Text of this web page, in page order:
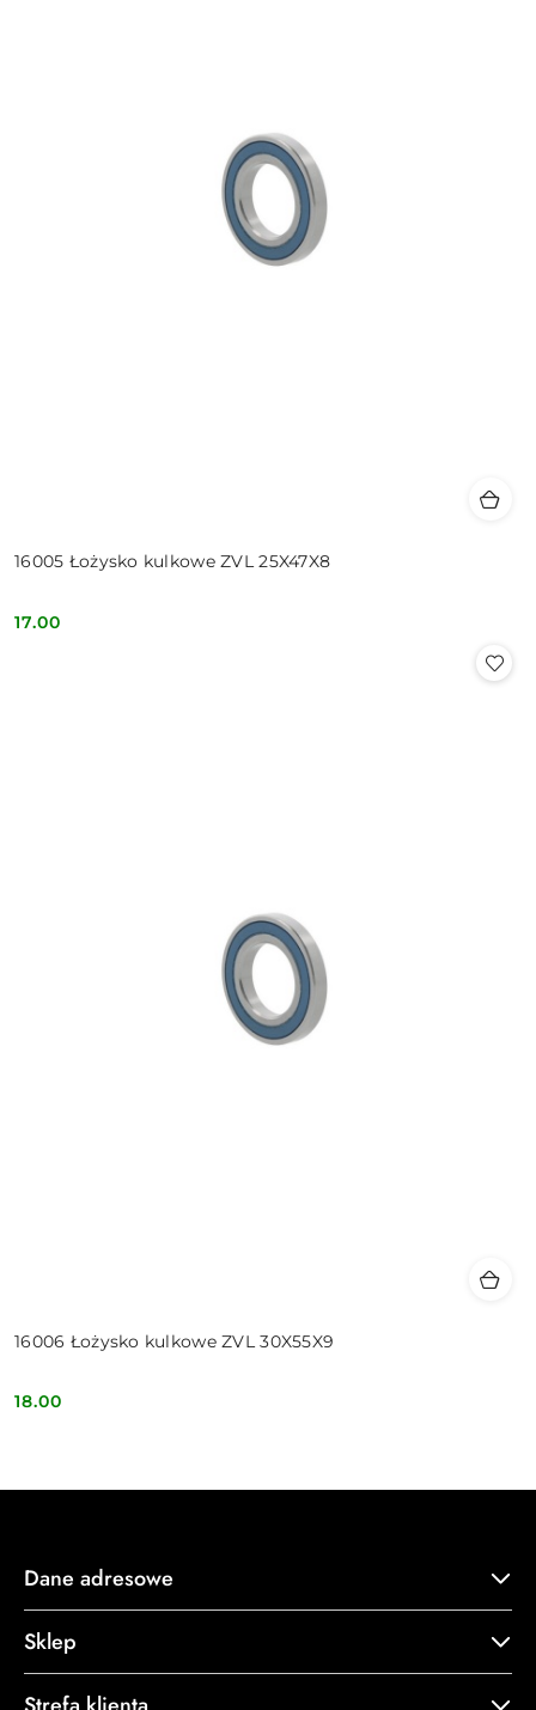
16005 Łożysko kulkowe ZVL 25X47X8
Cena:
17.00
16006 Łożysko kulkowe ZVL 30X55X9
Cena:
18.00
Dane adresowe
Sklep